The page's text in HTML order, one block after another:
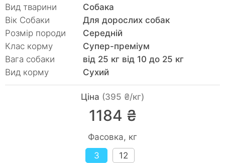
Вид тварини
Собака
Вік Собаки
Для дорослих собак
Розмір породи
Середній
Клас корму
Супер-преміум
Вага собаки
від 25 кг від 10 до 25 кг
Вид корму
Сухий
Ціна (395 ₴/кг)
1184 ₴
Фасовка, кг
3
12